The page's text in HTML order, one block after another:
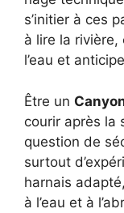
s’initier à ces
à lire la
l’eau et
Être un
courir après la
question de
surtout
harnais
à l’eau et à